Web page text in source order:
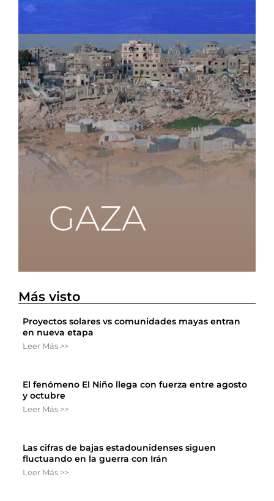
Más visto
Proyectos solares vs comunidades mayas entran
en nueva etapa
Leer Más >>
El fenómeno El Niño llega con fuerza entre agosto
y octubre
Leer Más >>
Las cifras de bajas estadounidenses siguen
fluctuando en la guerra con Irán
Leer Más >>